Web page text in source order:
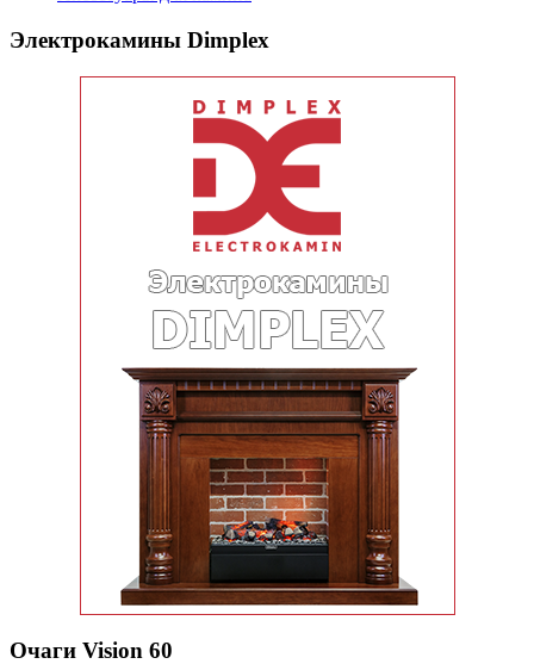
Электрокамины Dimplex
Очаги Vision 60